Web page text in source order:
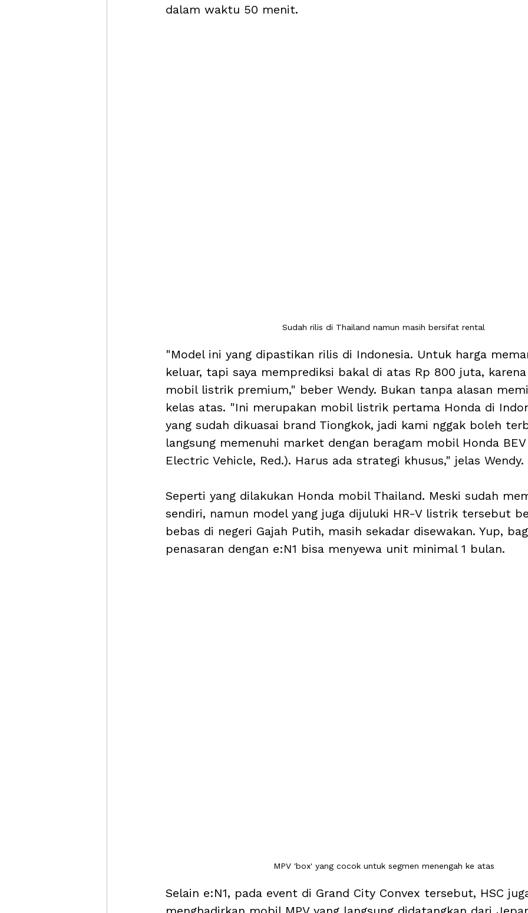
dalam waktu 50 menit.
Sudah rilis di Thailand namun masih bersifat rental
"Model ini yang dipastikan rilis di Indonesia. Untuk harga
keluar, tapi saya memprediksi bakal di atas Rp 800 juta,
mobil listrik premium," beber Wendy. Bukan tanpa alasan
kelas atas. "Ini merupakan mobil listrik pertama Honda di
yang sudah dikuasai brand Tiongkok, jadi kami nggak boleh
langsung memenuhi market dengan beragam mobil Honda
Electric Vehicle, Red.). Harus ada strategi khusus," jelas Wendy.
Seperti yang dilakukan Honda mobil Thailand. Meski sudah
sendiri, namun model yang juga dijuluki HR-V listrik tersebut
bebas di negeri Gajah Putih, masih sekadar disewakan. Yup,
penasaran dengan e:N1 bisa menyewa unit minimal 1 bulan.
MPV 'box' yang cocok untuk segmen menengah ke atas
Selain e:N1, pada event di Grand City Convex tersebut, HSC